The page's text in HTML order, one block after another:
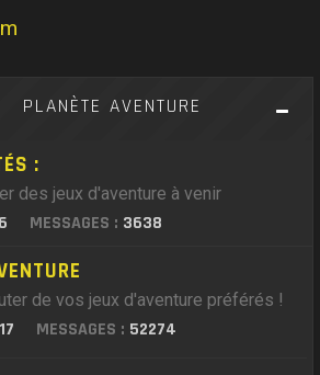
PLANÈTE AVENTURE
:
des jeux d'aventure à venir
MESSAGES : 3638
de vos jeux d'aventure préférés !
MESSAGES : 52274